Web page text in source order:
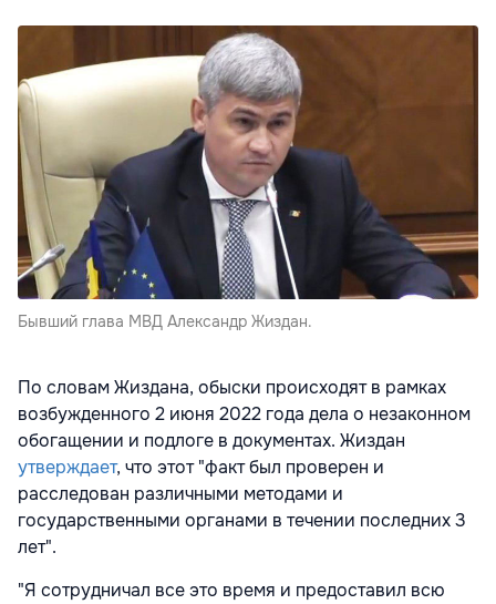
Бывший глава МВД Александр Жиздан.
По словам Жиздана, обыски происходят в рамках
возбужденного 2 июня 2022 года дела о незаконном
обогащении и подлоге в документах. Жиздан
утверждает, что этот "факт был проверен и
расследован различными методами и
государственными органами в течении последних 3
лет".
"Я сотрудничал все это время и предоставил всю